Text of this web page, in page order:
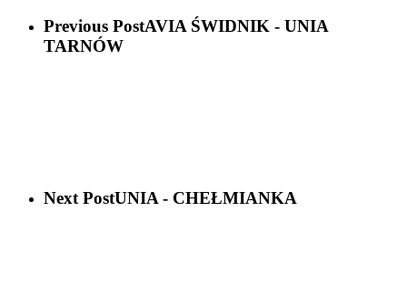
Previous PostAVIA ŚWIDNIK - UNIA
TARNÓW
Next PostUNIA - CHEŁMIANKA